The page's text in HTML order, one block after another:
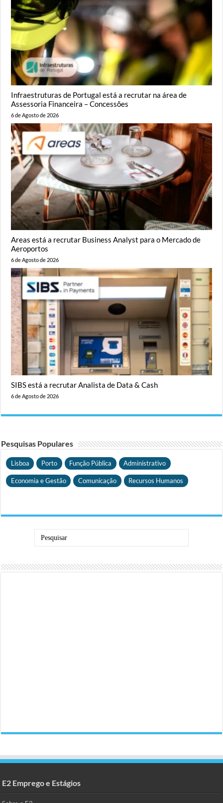
Infraestruturas de Portugal está a recrutar na área de
Assessoria Financeira – Concessões
6 de Agosto de 2026
Areas está a recrutar Business Analyst para o Mercado de
Aeroportos
6 de Agosto de 2026
SIBS está a recrutar Analista de Data & Cash
6 de Agosto de 2026
Pesquisas Populares
Lisboa Porto Função Pública Administrativo
Economia e Gestão Comunicação Recursos Humanos
E2 Emprego e Estágios